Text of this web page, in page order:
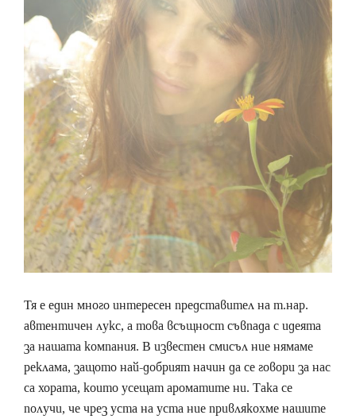
Тя е един много интересен представител на т.нар.
автентичен лукс, а това всъщност съвпада с идеята
за нашата компания. В известен смисъл ние нямаме
реклама, защото най-добрият начин да се говори за нас
са хората, които усещат ароматите ни. Така се
получи, че чрез уста на уста ние привлякохме нашите